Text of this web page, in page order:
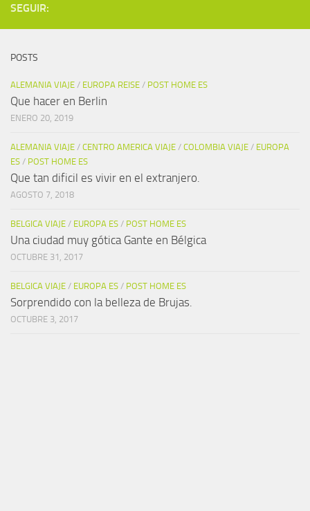
SEGUIR:
POSTS
ALEMANIA VIAJE / EUROPA REISE / POST HOME ES
Que hacer en Berlin
ENERO 20, 2019
ALEMANIA VIAJE / CENTRO AMERICA VIAJE / COLOMBIA VIAJE / EUROPA
ES / POST HOME ES
Que tan dificil es vivir en el extranjero.
AGOSTO 7, 2018
BELGICA VIAJE / EUROPA ES / POST HOME ES
Una ciudad muy gótica Gante en Bélgica
OCTUBRE 31, 2017
BELGICA VIAJE / EUROPA ES / POST HOME ES
Sorprendido con la belleza de Brujas.
OCTUBRE 3, 2017